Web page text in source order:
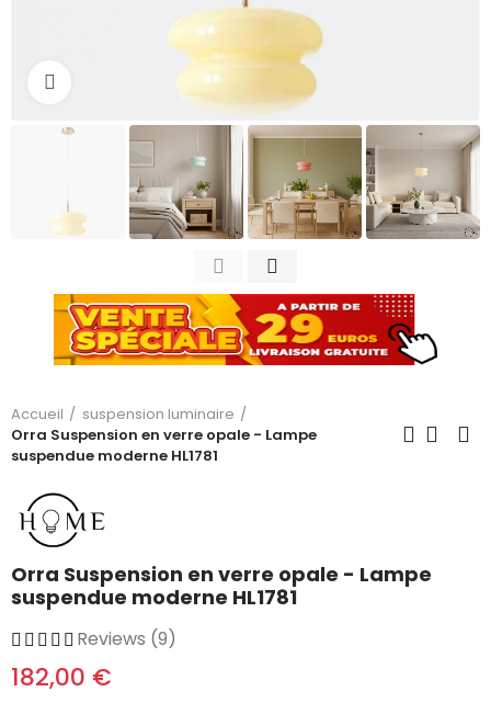
Cliquez pour agrandir
Accueil
suspension luminaire
Orra Suspension en verre opale - Lampe
suspendue moderne HL1781
Orra Suspension en verre opale - Lampe
suspendue moderne HL1781
Reviews (9)
182,00 €